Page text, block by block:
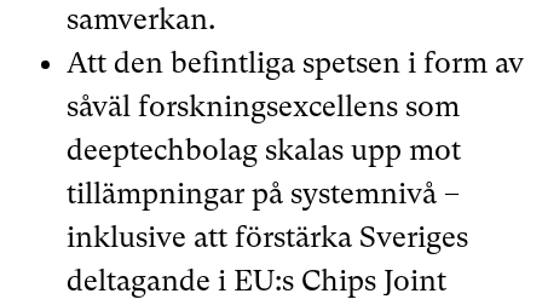
samverkan.
Att den befintliga spetsen i form av
såväl forskningsexcellens som
deeptechbolag skalas upp mot
tillämpningar på systemnivå –
inklusive att förstärka Sveriges
deltagande i EU:s Chips Joint